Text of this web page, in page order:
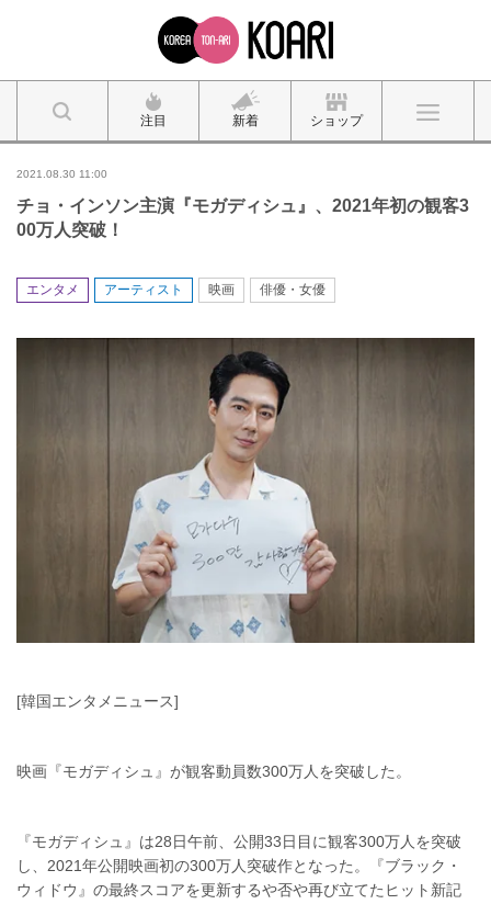
注目 新着 ショップ
2021.08.30 11:00
チョ・インソン主演『モガディシュ』、2021年初の観客3
00万人突破！
エンタメ アーティスト 映画 俳優・女優
[韓国エンタメニュース]
映画『モガディシュ』が観客動員数300万人を突破した。
『モガディシュ』は28日午前、公開33日目に観客300万人を突破
し、2021年公開映画初の300万人突破作となった。『ブラック・
ウィドウ』の最終スコアを更新するや否や再び立てたヒット新記